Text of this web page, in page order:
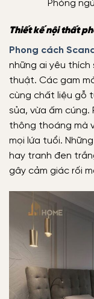
Phòng
Thiết kế nội thất
Phong cách
những ai yêu thích
thuật. Các gam
cùng chất liệu gỗ
sủa, vừa ấm cúng.
thông thoáng mà
mọi lứa tuổi.
hay tranh đen
gây cảm giác rối